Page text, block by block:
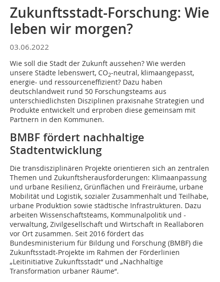
Zukunftsstadt-Forschung: Wie
leben wir morgen?
03.06.2022
Wie soll die Stadt der Zukunft aussehen? Wie werden
unsere Städte lebenswert, CO2-neutral, klimaangepasst,
energie- und ressourceneffizient? Dazu haben
deutschlandweit rund 50 Forschungsteams aus
unterschiedlichsten Disziplinen praxisnahe Strategien und
Produkte entwickelt und erproben diese gemeinsam mit
Partnern in den Kommunen.
BMBF fördert nachhaltige
Stadtentwicklung
Die transdisziplinären Projekte orientieren sich an zentralen
Themen und Zukunftsherausforderungen: Klimaanpassung
und urbane Resilienz, Grünflächen und Freiräume, urbane
Mobilität und Logistik, sozialer Zusammenhalt und Teilhabe,
urbane Produktion sowie städtische Infrastrukturen. Dazu
arbeiten Wissenschaftsteams, Kommunalpolitik und -
verwaltung, Zivilgesellschaft und Wirtschaft in Reallaboren
vor Ort zusammen. Seit 2016 fördert das
Bundesministerium für Bildung und Forschung (BMBF) die
Zukunftsstadt-Projekte im Rahmen der Förderlinien
„Leitinitiative Zukunftsstadt“ und „Nachhaltige
Transformation urbaner Räume“.